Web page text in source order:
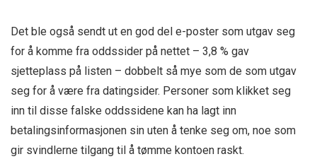
Det ble også sendt ut en god del e-poster som utgav seg
for å komme fra oddssider på nettet – 3,8 % gav
sjetteplass på listen – dobbelt så mye som de som utgav
seg for å være fra datingsider. Personer som klikket seg
inn til disse falske oddssidene kan ha lagt inn
betalingsinformasjonen sin uten å tenke seg om, noe som
gir svindlerne tilgang til å tømme kontoen raskt.